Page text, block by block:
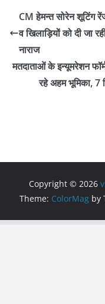
e
b
o
k
er s
A
p
CM हेमन्त सोरेन शूटिंग
व खिलाड़ियों को दी जा
नाराज
मतदाताओं के इन्यूमरेशन
रहे अहम भूमिका, 7
Copyright © 2026
Theme: ColorMag by